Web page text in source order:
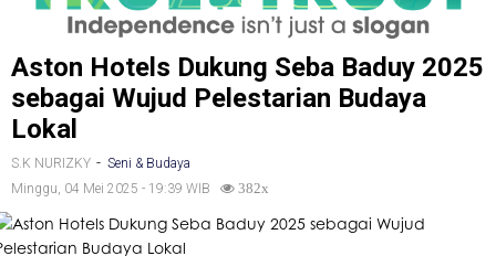
Aston Hotels Dukung Seba Baduy 2025
sebagai Wujud Pelestarian Budaya
Lokal
S.K NURIZKY - Seni & Budaya
Minggu, 04 Mei 2025 - 19:39 WIB
382x